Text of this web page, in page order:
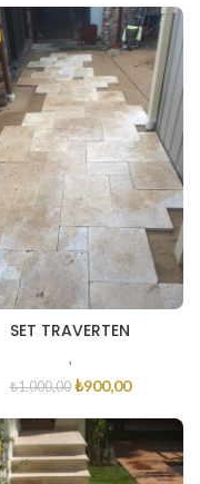
SET TRAVERTEN
,
₺1.000,00 ₺900,00